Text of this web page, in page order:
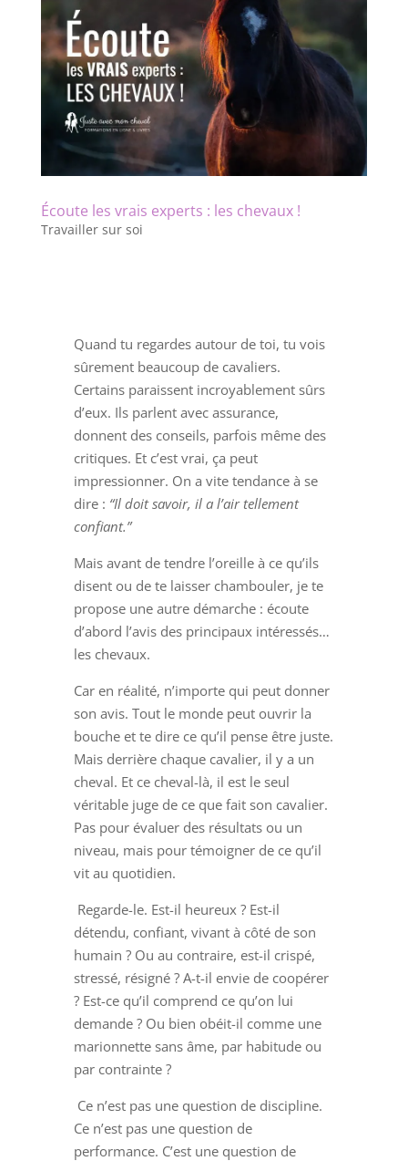
Écoute les vrais experts : les chevaux !
Travailler sur soi
Quand tu regardes autour de toi, tu vois
sûrement beaucoup de cavaliers.
Certains paraissent incroyablement sûrs
d’eux. Ils parlent avec assurance,
donnent des conseils, parfois même des
critiques. Et c’est vrai, ça peut
impressionner. On a vite tendance à se
dire : “Il doit savoir, il a l’air tellement
confiant.”
Mais avant de tendre l’oreille à ce qu’ils
disent ou de te laisser chambouler, je te
propose une autre démarche : écoute
d’abord l’avis des principaux intéressés…
les chevaux.
Car en réalité, n’importe qui peut donner
son avis. Tout le monde peut ouvrir la
bouche et te dire ce qu’il pense être juste.
Mais derrière chaque cavalier, il y a un
cheval. Et ce cheval-là, il est le seul
véritable juge de ce que fait son cavalier.
Pas pour évaluer des résultats ou un
niveau, mais pour témoigner de ce qu’il
vit au quotidien.
Regarde-le. Est-il heureux ? Est-il
détendu, confiant, vivant à côté de son
humain ? Ou au contraire, est-il crispé,
stressé, résigné ? A-t-il envie de coopérer
? Est-ce qu’il comprend ce qu’on lui
demande ? Ou bien obéit-il comme une
marionnette sans âme, par habitude ou
par contrainte ?
Ce n’est pas une question de discipline.
Ce n’est pas une question de
performance. C’est une question de